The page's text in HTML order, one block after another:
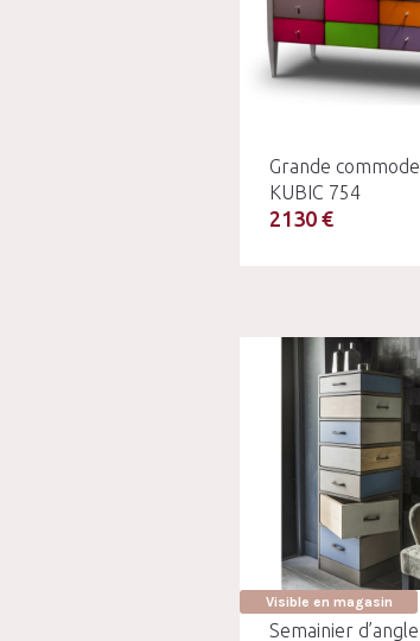
Grande commode
KUBIC 754
2130 €
Visible en magasin
Semainier d’angle